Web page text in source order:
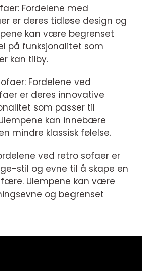
Fordelene med
er deres tidløse design og
kan være begrenset
på funksjonalitet som
kan tilby.
Fordelene ved
er deres innovative
som passer til
kan innebære
mindre klassisk følelse.
ved retro sofaer er
stil og evne til å skape en
Ulempene kan være
og begrenset